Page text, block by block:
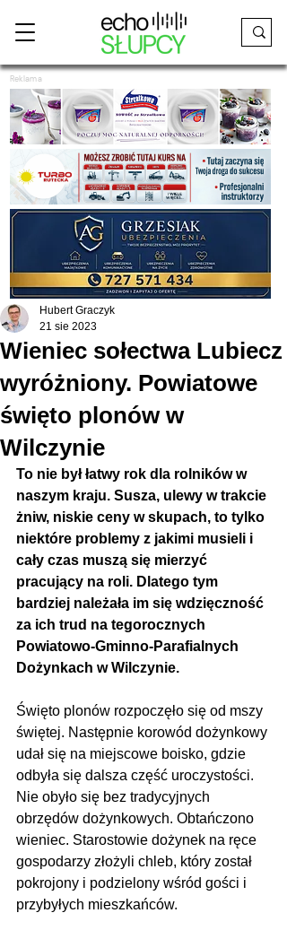
Reklama
Wieniec sołectwa Lubiecz
wyróżniony. Powiatowe
święto plonów w
Wilczynie
Hubert Graczyk
21 sie 2023
To nie był łatwy rok dla rolników w
naszym kraju. Susza, ulewy w trakcie
żniw, niskie ceny w skupach, to tylko
niektóre problemy z jakimi musieli i
cały czas muszą się mierzyć
pracujący na roli. Dlatego tym
bardziej należała im się wdzięczność
za ich trud na tegorocznych
Powiatowo-Gminno-Parafialnych
Dożynkach w Wilczynie.
Święto plonów rozpoczęło się od mszy
świętej. Następnie korowód dożynkowy
udał się na miejscowe boisko, gdzie
odbyła się dalsza część uroczystości.
Nie obyło się bez tradycyjnych
obrzędów dożynkowych. Obtańczono
wieniec. Starostowie dożynek na ręce
gospodarzy złożyli chleb, który został
pokrojony i podzielony wśród gości i
przybyłych mieszkańców.